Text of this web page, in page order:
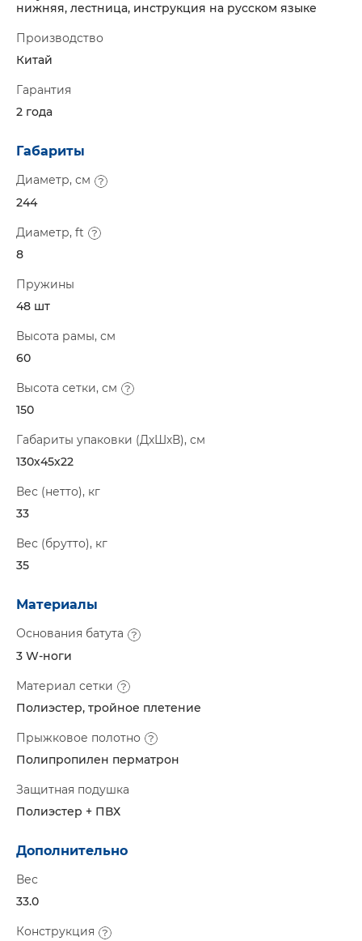
нижняя, лестница, инструкция на русском языке
Производство
Китай
Гарантия
2 года
Габариты
Диаметр, см
244
Диаметр, ft
8
Пружины
48 шт
Высота рамы, см
60
Высота сетки, см
150
Габариты упаковки (ДхШхВ), см
130х45х22
Вес (нетто), кг
33
Вес (брутто), кг
35
Материалы
Основания батута
3 W-ноги
Материал сетки
Полиэстер, тройное плетение
Прыжковое полотно
Полипропилен перматрон
Защитная подушка
Полиэстер + ПВХ
Дополнительно
Вес
33.0
Конструкция